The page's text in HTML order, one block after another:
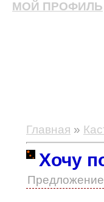
МОЙ ПРОФИЛЬ
Главная »
Хочу